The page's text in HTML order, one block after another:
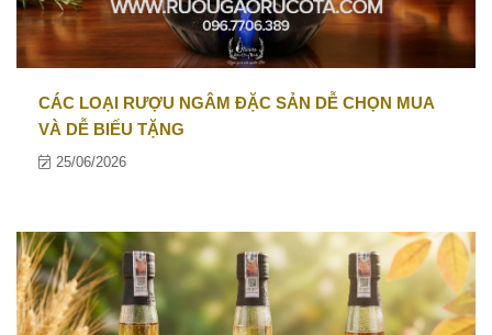
CÁC LOẠI RƯỢU NGÂM ĐẶC SẢN DỄ CHỌN MUA
VÀ DỄ BIẾU TẶNG
25/06/2026